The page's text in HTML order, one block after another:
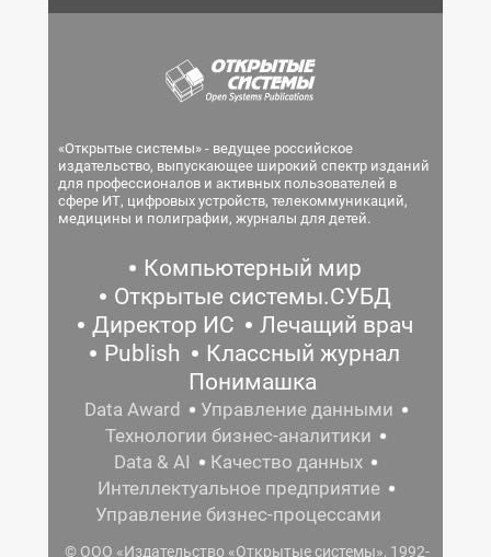
«Открытые системы» - ведущее российское
издательство, выпускающее широкий спектр изданий
для профессионалов и активных пользователей в
сфере ИТ, цифровых устройств, телекоммуникаций,
медицины и полиграфии, журналы для детей.
Компьютерный мир
Открытые системы.СУБД
Директор ИС
Лечащий врач
Publish
Классный журнал
Понимашка
Data Award
Управление данными
Технологии бизнес-аналитики
Data & AI
Качество данных
Интеллектуальное предприятие
Управление бизнес-процессами
© ООО «Издательство «Открытые системы», 1992-